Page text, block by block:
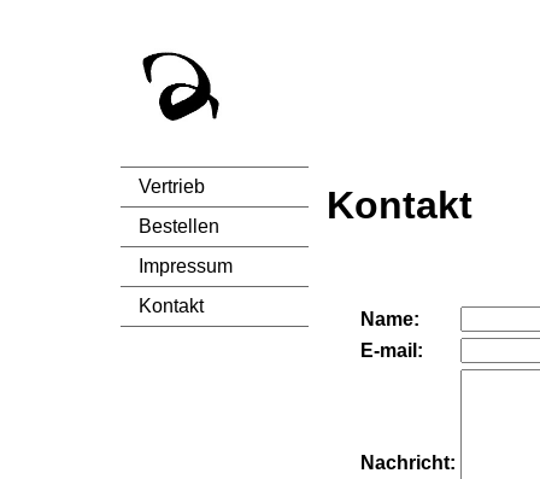
Vertrieb
Bestellen
Impressum
Kontakt
Kontakt
Name:
E-mail:
Nachricht: